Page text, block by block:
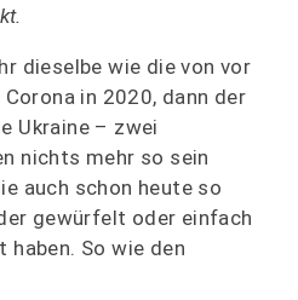
dieselbe wie die von vor
in 2020, dann der
Ukraine – zwei
nichts mehr so sein
auch schon heute so
gewürfelt oder einfach
haben. So wie den